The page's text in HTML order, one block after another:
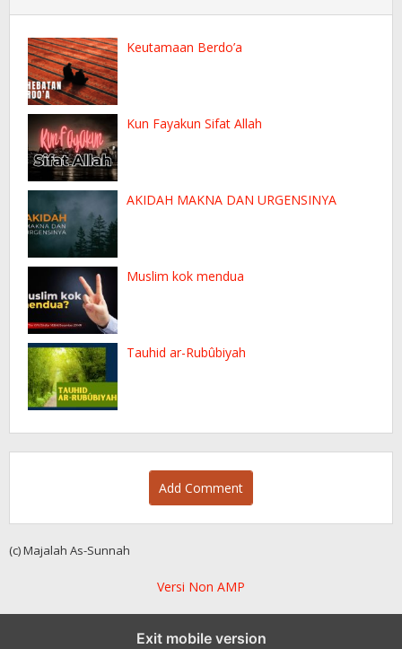
Keutamaan Berdo’a
Kun Fayakun Sifat Allah
AKIDAH MAKNA DAN URGENSINYA
Muslim kok mendua
Tauhid ar-Rubûbiyah
Add Comment
(c) Majalah As-Sunnah
Versi Non AMP
Exit mobile version